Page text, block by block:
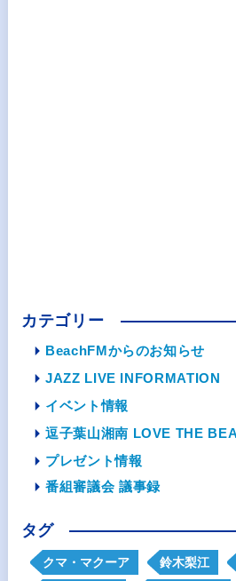
カテゴリー
BeachFMからのお知らせ
JAZZ LIVE INFORMATION
イベント情報
逗子葉山湘南 LOVE THE
プレゼント情報
番組審議会 議事録
タグ
クマ・マクーア 鈴木梨江